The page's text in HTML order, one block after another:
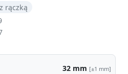
rączką
32 mm [±1 mm]